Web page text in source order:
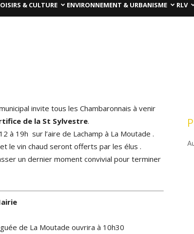
& CULTURE ENVIRONNEMENT & URBANISME RLV
invite tous les Chambaronnais à venir
de la St Sylvestre.
à 19h sur l’aire de Lachamp à La Moutade .
le vin chaud seront offerts par les élus .
un dernier moment convivial pour terminer
de La Moutade ouvrira à 10h30